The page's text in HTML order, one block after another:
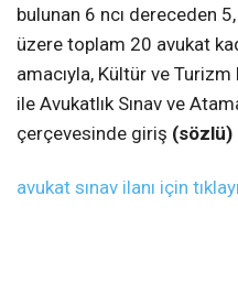
bulunan 6 ncı dereceden
üzere toplam 20 avukat
amacıyla, Kültür ve Turizm
ile Avukatlık Sınav ve
çerçevesinde giriş (sözlü)
avukat sınav ilanı için